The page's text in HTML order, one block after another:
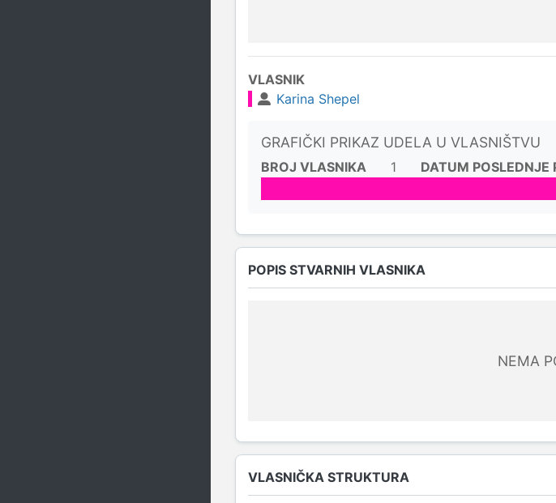
VLASNIK
Karina Shepel
GRAFIČKI PRIKAZ UDELA U VLASNIŠTVU
BROJ VLASNIKA 1 DATUM POSLEDNJE
POPIS STVARNIH VLASNIKA
NEMA
VLASNIČKA STRUKTURA